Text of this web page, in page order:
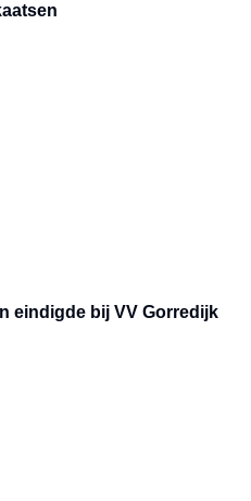
eindigde bij VV Gorredijk